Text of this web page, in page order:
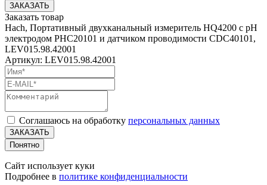
ЗАКАЗАТЬ
Заказать товар
Hach, Портативный двухканальный измеритель HQ4200 c pH
электродом PHC20101 и датчиком проводимости CDC40101,
LEV015.98.42001
Артикул: LEV015.98.42001
Соглашаюсь на обработку персональных данных
ЗАКАЗАТЬ
Понятно
Сайт использует куки
Подробнее в политике конфиденциальности